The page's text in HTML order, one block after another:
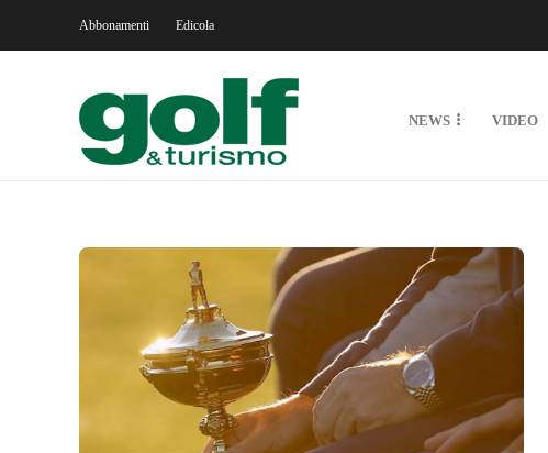
Abbonamenti Edicola
NEWS VIDEO